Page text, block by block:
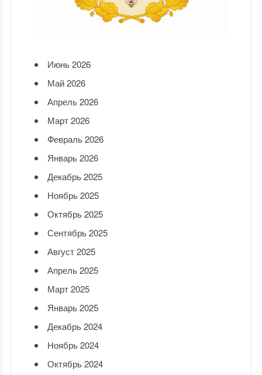
Июнь 2026
Май 2026
Апрель 2026
Март 2026
Февраль 2026
Январь 2026
Декабрь 2025
Ноябрь 2025
Октябрь 2025
Сентябрь 2025
Август 2025
Апрель 2025
Март 2025
Январь 2025
Декабрь 2024
Ноябрь 2024
Октябрь 2024